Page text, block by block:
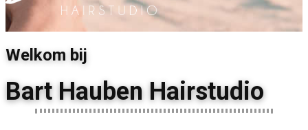
Welkom bij
Bart Hauben Hairstudio